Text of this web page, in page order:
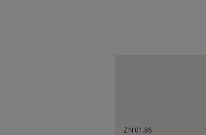
ZN.01.86